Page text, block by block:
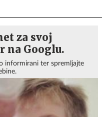
za svoj
na Googlu.
informirani ter spremljajte